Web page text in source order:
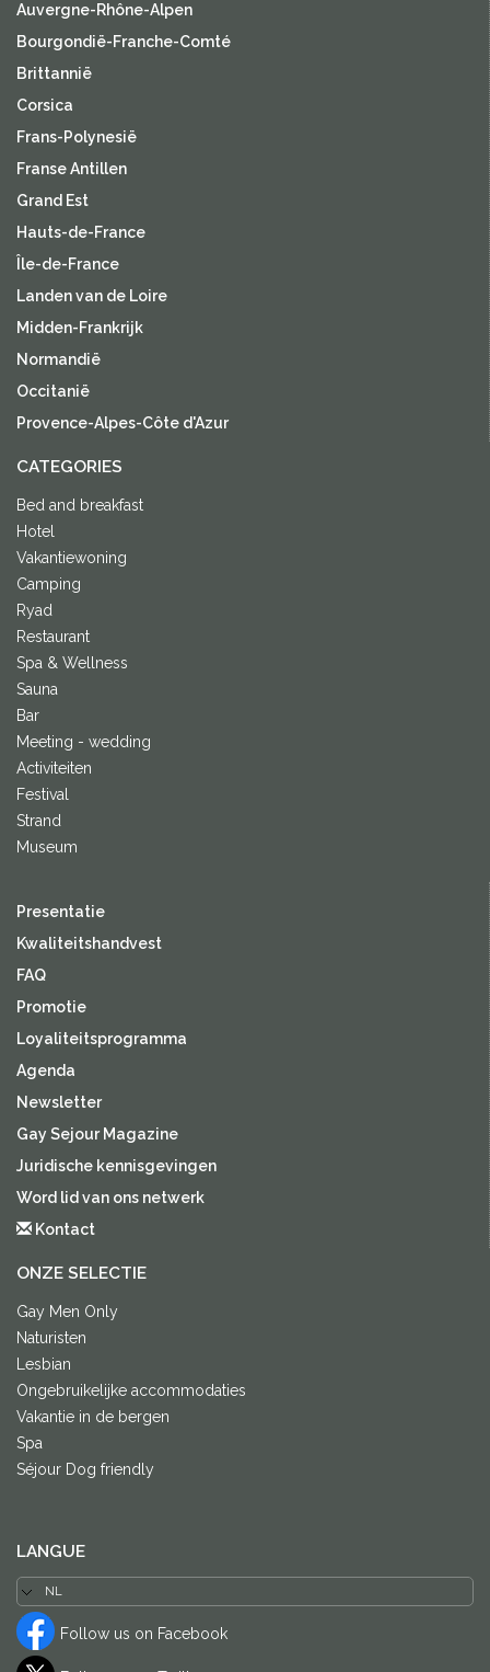
Auvergne-Rhône-Alpen
Bourgondië-Franche-Comté
Brittannië
Corsica
Frans-Polynesië
Franse Antillen
Grand Est
Hauts-de-France
Île-de-France
Landen van de Loire
Midden-Frankrijk
Normandië
Occitanië
Provence-Alpes-Côte d'Azur
CATEGORIES
Bed and breakfast
Hotel
Vakantiewoning
Camping
Ryad
Restaurant
Spa & Wellness
Sauna
Bar
Meeting - wedding
Activiteiten
Festival
Strand
Museum
Presentatie
Kwaliteitshandvest
FAQ
Promotie
Loyaliteitsprogramma
Agenda
Newsletter
Gay Sejour Magazine
Juridische kennisgevingen
Word lid van ons netwerk
Kontact
ONZE SELECTIE
Gay Men Only
Naturisten
Lesbian
Ongebruikelijke accommodaties
Vakantie in de bergen
Spa
Séjour Dog friendly
LANGUE
Follow us on Facebook